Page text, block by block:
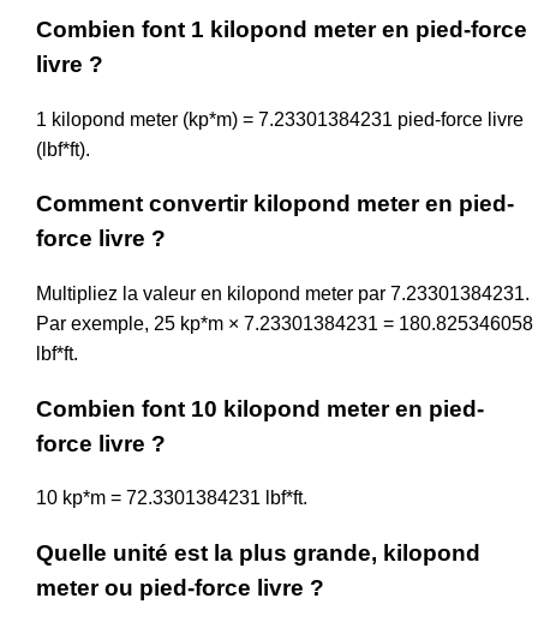
Combien font 1 kilopond meter en pied-force
livre ?
1 kilopond meter (kp*m) = 7.23301384231 pied-force livre
(lbf*ft).
Comment convertir kilopond meter en pied-
force livre ?
Multipliez la valeur en kilopond meter par 7.23301384231.
Par exemple, 25 kp*m × 7.23301384231 = 180.825346058
lbf*ft.
Combien font 10 kilopond meter en pied-
force livre ?
10 kp*m = 72.3301384231 lbf*ft.
Quelle unité est la plus grande, kilopond
meter ou pied-force livre ?